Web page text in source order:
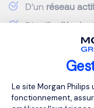
Plateforme
Le site Morgan
fonctionnement,
D’un réseau
D’outils
structurés, IA)
Résultat :